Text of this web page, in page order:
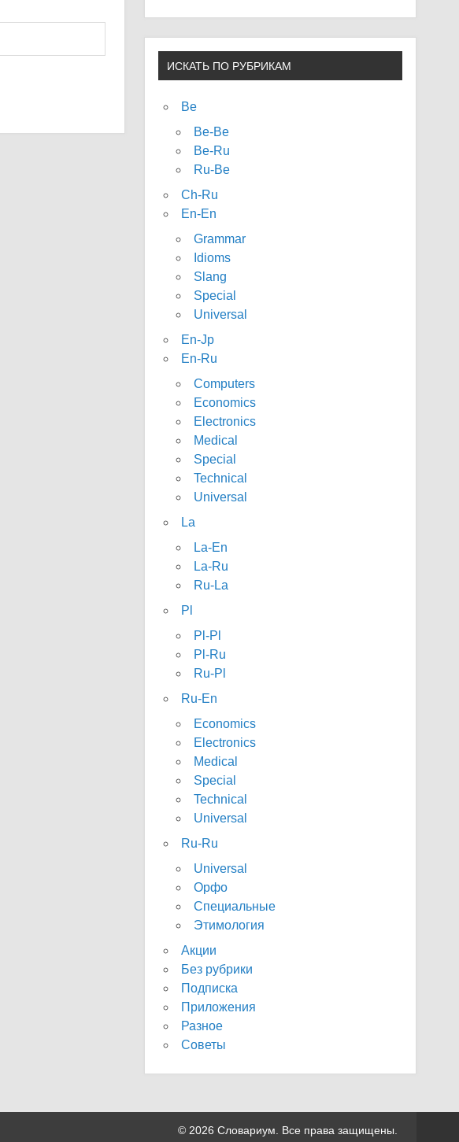
ИСКАТЬ ПО РУБРИКАМ
Be
Be-Be
Be-Ru
Ru-Be
Ch-Ru
En-En
Grammar
Idioms
Slang
Special
Universal
En-Jp
En-Ru
Computers
Economics
Electronics
Medical
Special
Technical
Universal
La
La-En
La-Ru
Ru-La
Pl
Pl-Pl
Pl-Ru
Ru-Pl
Ru-En
Economics
Electronics
Medical
Special
Technical
Universal
Ru-Ru
Universal
Орфо
Специальные
Этимология
Акции
Без рубрики
Подписка
Приложения
Разное
Советы
© 2026 Словариум. Все права защищены.